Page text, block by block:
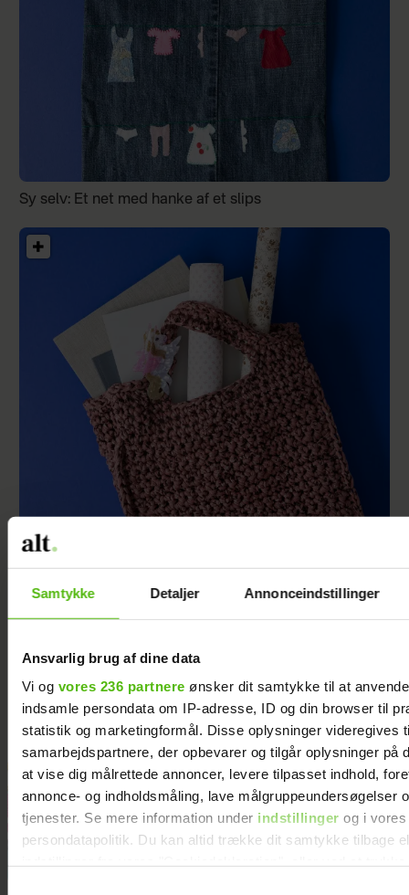
Samtykke Detaljer Annonceindstillinger
Ansvarlig brug af dine data
Vi og vores 236 partnere ønsker dit samtykke til at
indsamle persondata om IP-adresse, ID og din browser til
statistik og marketingformål. Disse oplysninger videregives
samarbejdspartnere, der opbevarer og tilgår oplysninger på
at vise dig målrettede annoncer, levere tilpasset indhold,
annonce- og indholdsmåling, lave målgruppeundersøgelser
tjenester. Se mere information under indstillinger og i vores
persondatapolitik. Du kan altid trække dit samtykke tilbage
Sy selv: Et net med hanke af et slips
Hækl selv: Smart indkøbstaske